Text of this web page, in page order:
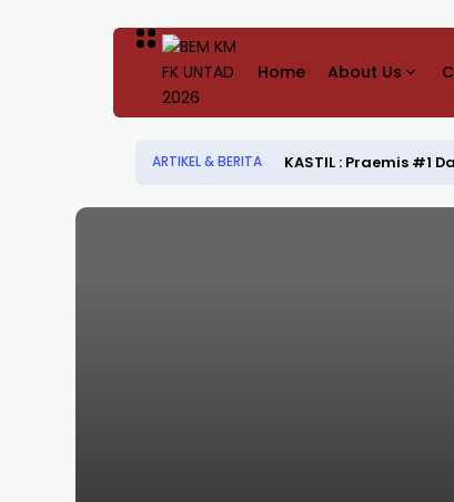
Home About Us
ARTIKEL & BERITA KASTIL : Praemis #1